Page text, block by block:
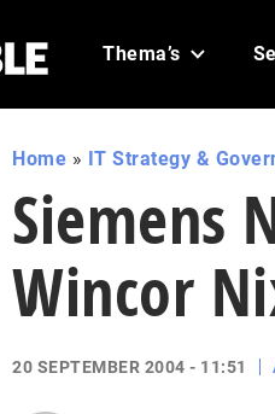
Thema’s
Home » IT Strategy &
Siemens
Wincor
20 SEPTEMBER 2004 - 11:51